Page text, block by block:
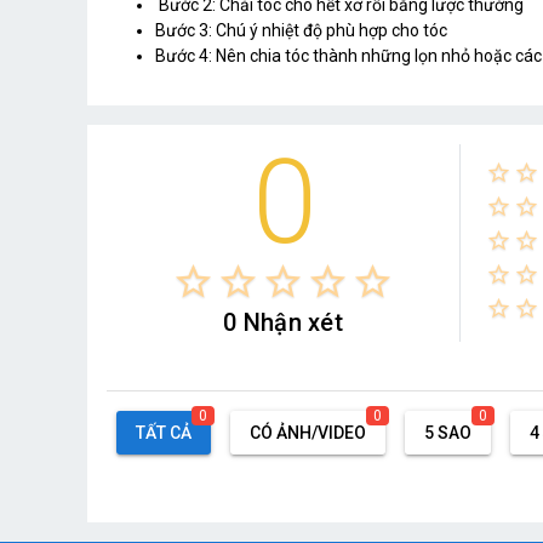
Bước 2: Chải tóc cho hết xơ rối bằng lược thường
Bước 3: Chú ý nhiệt độ phù hợp cho tóc
Bước 4: Nên chia tóc thành những lọn nhỏ hoặc
0
star_border star_border star_border star_border star_border
0 Nhận xét
star_border star_border
star_border star_border
star_border star_border
star_border star_border
star_border star_border
TẤT CẢ
0
CÓ ẢNH/VIDEO
0
5 SAO
0
4